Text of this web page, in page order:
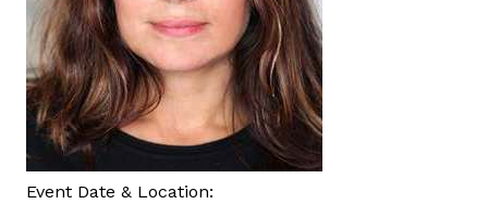
s
a
n
Event Date & Location: